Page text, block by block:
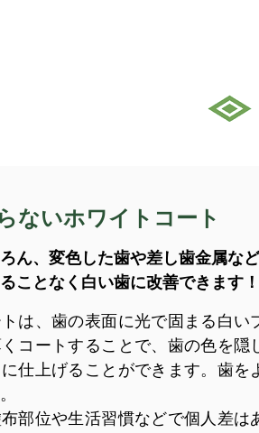
ないホワイトコート
ん、変色した歯や差し歯金属な
ことなく白い歯に改善できます！
は、歯の表面に光で固まる白い
コートすることで、歯の色を隠
仕上げることができます。歯を
部位や生活習慣などで個人差は